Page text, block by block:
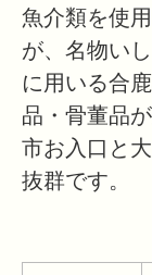
魚介類を使
が、名物い
に用いる合
品・骨董品
市お入口と
抜群です。